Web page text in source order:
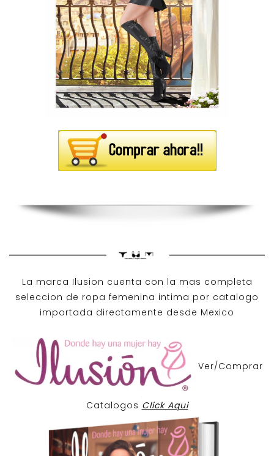
La marca Ilusion cuenta con la mas completa
seleccion de ropa femenina intima por catalogo
importada directamente desde Mexico
Ver/Comprar
Catalogos Click Aqui